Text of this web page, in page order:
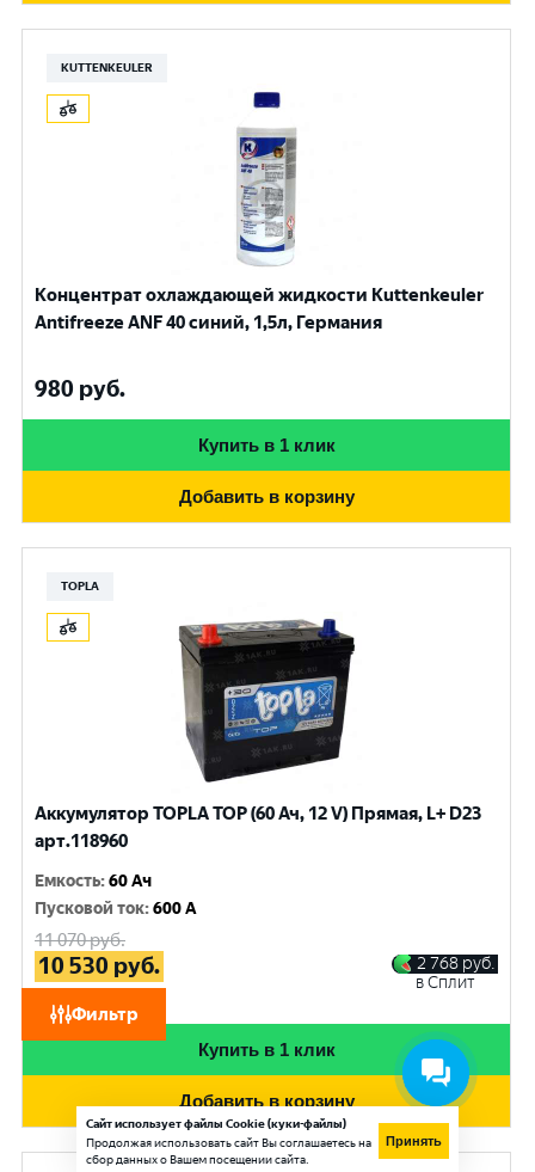
Фильтр
KUTTENKEULER
Концентрат охлаждающей жидкости Kuttenkeuler
Antifreeze ANF 40 синий, 1,5л, Германия
980 руб.
Купить в 1 клик
Добавить в корзину
TOPLA
Аккумулятор TOPLA TOP (60 Ач, 12 V) Прямая, L+ D23
арт.118960
Емкость:60 Ач
Пусковой ток:600 A
11 070руб.
10 530 руб.
при обмене
2 768 руб.
в Сплит
Купить в 1 клик
Добавить в корзину
Сайт использует файлы Cookie (куки-файлы)
Продолжая использовать сайт Вы соглашаетесь на
сбор данных о Вашем посещении сайта.
Принять